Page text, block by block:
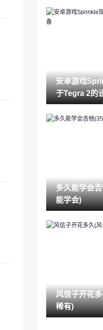
2023-03-14
2023-03-14
苹果怎么查手
phone位置）
2023-03-14
交流平台有哪
如何养绿萝(绿
被删除的聊天
记录删除了还
2023-03-14
安卓游戏
于Tegra 2的
多久能学会
能学会)
风信子开花
稀有)